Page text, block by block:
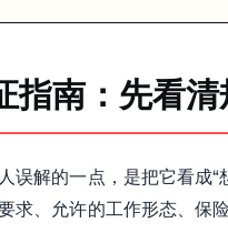
e-Visa 系统和使领馆说明为
更新相关活动和生态信息。
指南：先看
误解的一点，是把它看成
求、允许的工作形态、保